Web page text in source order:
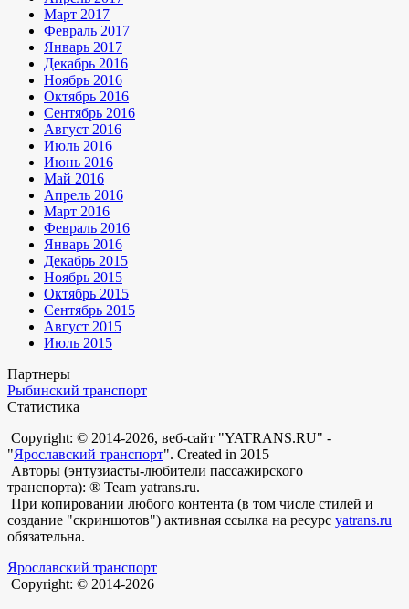
Март 2017
Февраль 2017
Январь 2017
Декабрь 2016
Ноябрь 2016
Октябрь 2016
Сентябрь 2016
Август 2016
Июль 2016
Июнь 2016
Май 2016
Апрель 2016
Март 2016
Февраль 2016
Январь 2016
Декабрь 2015
Ноябрь 2015
Октябрь 2015
Сентябрь 2015
Август 2015
Июль 2015
Партнеры
Рыбинский транспорт
Статистика
Copyright: © 2014-2026, веб-сайт "YATRANS.RU" -
"Ярославский транспорт". Created in 2015
Авторы (энтузиасты-любители пассажирского
транспорта): ® Team yatrans.ru.
При копировании любого контента (в том числе стилей и
создание "скриншотов") активная ссылка на ресурс yatrans.ru
обязательна.
Ярославский транспорт
Copyright: © 2014-2026